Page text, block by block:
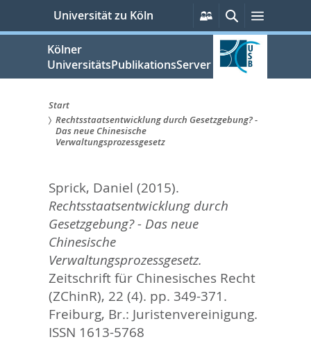
springen
Universität zu Köln
Persönliche
Services
Suche
Kölner
UniversitätsPublikationsServer
Sie
hier:
Start
Rechtsstaatsentwicklung durch Gesetzgebung? -
Das neue Chinesische
Verwaltungsprozessgesetz
Sprick, Daniel (2015).
Rechtsstaatsentwicklung durch
Gesetzgebung? - Das neue
Chinesische
Verwaltungsprozessgesetz.
Zeitschrift für Chinesisches Recht
(ZChinR), 22 (4). pp. 349-371.
Freiburg, Br.: Juristenvereinigung.
ISSN 1613-5768